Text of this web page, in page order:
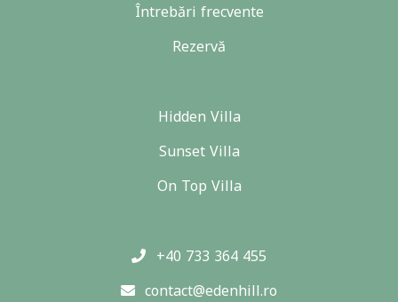
Întrebări frecvente
Rezervă
Hidden Villa
Sunset Villa
On Top Villa
+40 733 364 455
contact@edenhill.ro